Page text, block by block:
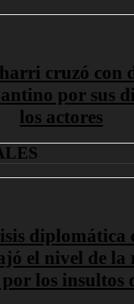
cruzó con
por sus
los actores
diplomática
el nivel de la
los insultos